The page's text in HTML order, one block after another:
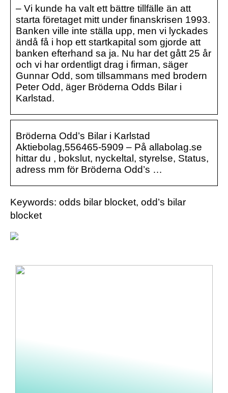
– Vi kunde ha valt ett bättre tillfälle än att
starta företaget mitt under finanskrisen 1993.
Banken ville inte ställa upp, men vi lyckades
ändå få i hop ett startkapital som gjorde att
banken efterhand sa ja. Nu har det gått 25 år
och vi har ordentligt drag i firman, säger
Gunnar Odd, som tillsammans med brodern
Peter Odd, äger Bröderna Odds Bilar i
Karlstad.
Bröderna Odd’s Bilar i Karlstad
Aktiebolag,556465-5909 – På allabolag.se
hittar du , bokslut, nyckeltal, styrelse, Status,
adress mm för Bröderna Odd’s …
Keywords: odds bilar blocket, odd’s bilar
blocket